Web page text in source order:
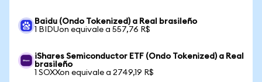
Baidu (Ondo Tokenized) a Real brasileño
1 BIDUon equivale a 557,76 R$
iShares Semiconductor ETF (Ondo Tokenized) a Real
brasileño
1 SOXXon equivale a 2749,19 R$